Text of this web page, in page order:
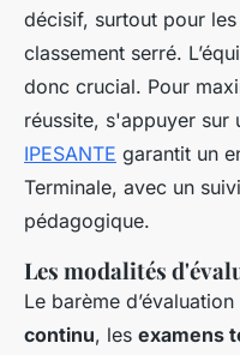
décisif, surtout pour
classement serré.
donc crucial. Pour
réussite, s'appuyer sur
IPESANTE garantit un
Terminale, avec un
pédagogique.
Les modalités
Le barème
continu, les examens